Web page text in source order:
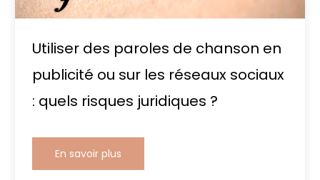
Utiliser des paroles de chanson en
publicité ou sur les réseaux sociaux
: quels risques juridiques ?
En savoir plus